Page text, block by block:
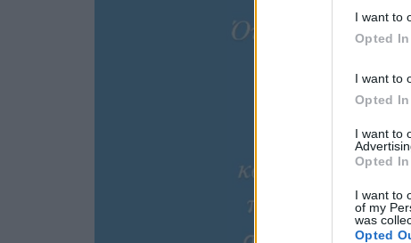
I want to
Opted In
I want to
Opted In
I want to
Opted In
I want to
of my
was
Opted